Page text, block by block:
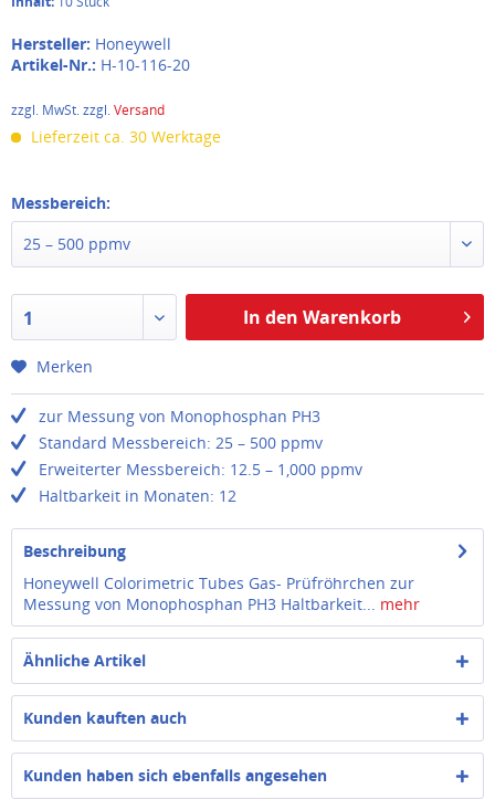
Hersteller: Honeywell
Artikel-Nr.: H-10-116-20
zzgl. MwSt. zzgl.Versand
Lieferzeit ca. 30 Werktage
Messbereich:
25 – 500 ppmv
1 In den Warenkorb
Merken
zur Messung von Monophosphan PH3
Standard Messbereich: 25 – 500 ppmv
Erweiterter Messbereich: 12.5 – 1,000 ppmv
Haltbarkeit in Monaten: 12
Beschreibung
Honeywell Colorimetric Tubes Gas- Prüfröhrchen zur
Messung von Monophosphan PH3 Haltbarkeit... mehr
Ähnliche Artikel
Kunden kauften auch
Kunden haben sich ebenfalls angesehen